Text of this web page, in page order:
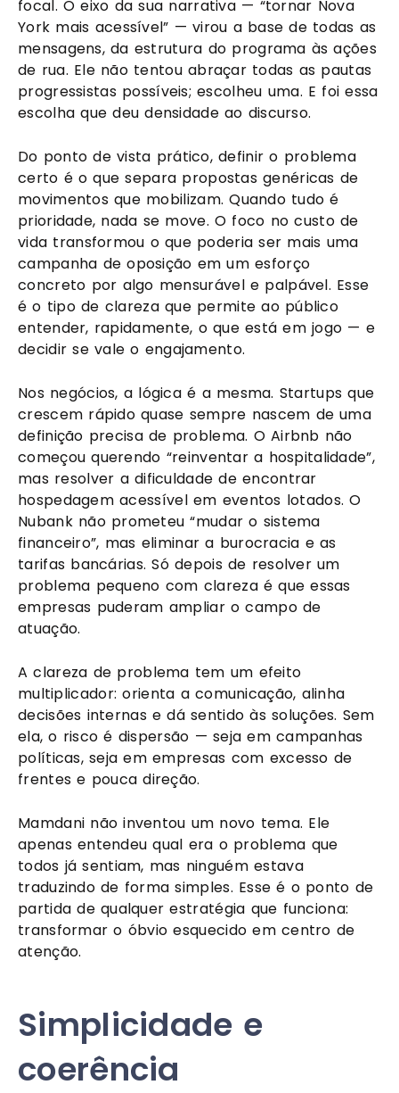
focal. O eixo da sua narrativa — “tornar Nova
York mais acessível” — virou a base de todas as
mensagens, da estrutura do programa às ações
de rua. Ele não tentou abraçar todas as pautas
progressistas possíveis; escolheu uma. E foi essa
escolha que deu densidade ao discurso.
Do ponto de vista prático, definir o problema
certo é o que separa propostas genéricas de
movimentos que mobilizam. Quando tudo é
prioridade, nada se move. O foco no custo de
vida transformou o que poderia ser mais uma
campanha de oposição em um esforço
concreto por algo mensurável e palpável. Esse
é o tipo de clareza que permite ao público
entender, rapidamente, o que está em jogo — e
decidir se vale o engajamento.
Nos negócios, a lógica é a mesma. Startups que
crescem rápido quase sempre nascem de uma
definição precisa de problema. O Airbnb não
começou querendo “reinventar a hospitalidade”,
mas resolver a dificuldade de encontrar
hospedagem acessível em eventos lotados. O
Nubank não prometeu “mudar o sistema
financeiro”, mas eliminar a burocracia e as
tarifas bancárias. Só depois de resolver um
problema pequeno com clareza é que essas
empresas puderam ampliar o campo de
atuação.
A clareza de problema tem um efeito
multiplicador: orienta a comunicação, alinha
decisões internas e dá sentido às soluções. Sem
ela, o risco é dispersão — seja em campanhas
políticas, seja em empresas com excesso de
frentes e pouca direção.
Mamdani não inventou um novo tema. Ele
apenas entendeu qual era o problema que
todos já sentiam, mas ninguém estava
traduzindo de forma simples. Esse é o ponto de
partida de qualquer estratégia que funciona:
transformar o óbvio esquecido em centro de
atenção.
Simplicidade e
coerência